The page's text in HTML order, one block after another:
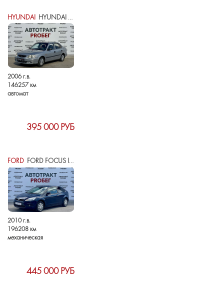
HYUNDAI HYUNDAI ACCENT II
2006 г.в.
146257 км
автомат
395 000 РУБ
FORD FORD FOCUS II РЕСТАЙЛИНГ
2010 г.в.
196208 км
механическая
445 000 РУБ